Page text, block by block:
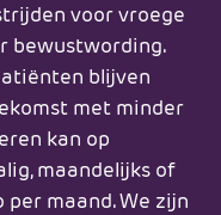
voor vroege
bewustwording.
blijven
met minder
kan op
maandelijks of
maand. We zijn